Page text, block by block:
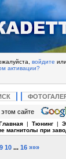
войдите или
активации?
сайте
| Тюнинг |
магнитолы при
9 10 ... 16 »»»